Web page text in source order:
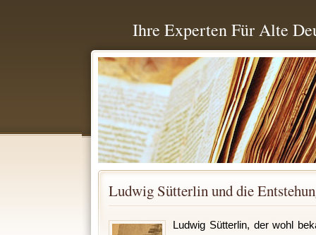
Ihre Experten Für Alte
Ludwig Sütterlin und die
Ludwig Sütterlin, der wohl